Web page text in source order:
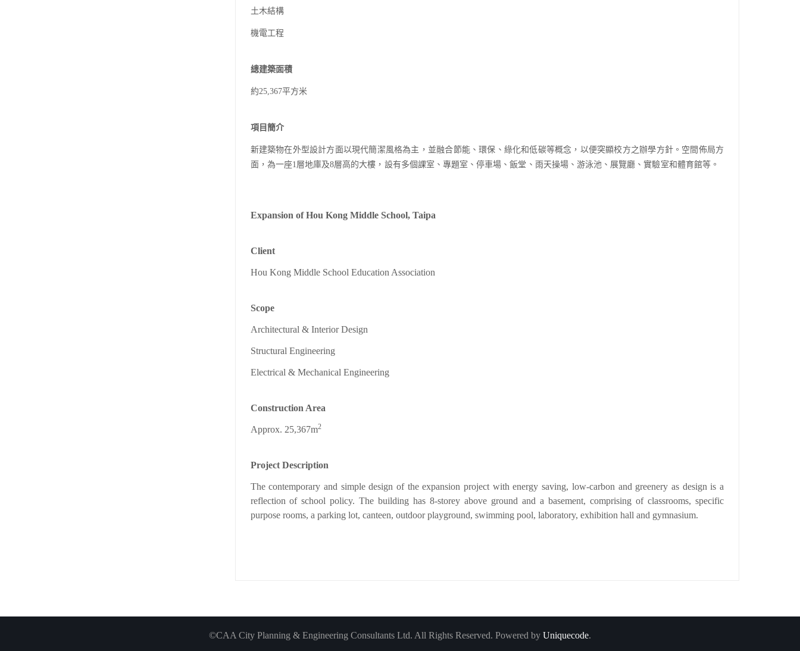
土木結構
機電工程
總建築面積
約25,367平方米
項目簡介
新建築物在外型設計方面以現代簡潔風格為主，並融合節能、環保、綠化和低碳等概念，以便突顯校方之辦學方針。空間佈局方
面，為一座1層地庫及8層高的大樓，設有多個課室、專題室、停車場、飯堂、雨天操場、游泳池、展覽廳、實驗室和體育館等。
Expansion of Hou Kong Middle School, Taipa
Client
Hou Kong Middle School Education Association
Scope
Architectural & Interior Design
Structural Engineering
Electrical & Mechanical Engineering
Construction Area
Approx. 25,367m2
Project Description
The contemporary and simple design of the expansion project with energy saving, low-carbon and greenery as design is a
reflection of school policy. The building has 8-storey above ground and a basement, comprising of classrooms, specific
purpose rooms, a parking lot, canteen, outdoor playground, swimming pool, laboratory, exhibition hall and gymnasium.
©CAA City Planning & Engineering Consultants Ltd. All Rights Reserved. Powered by Uniquecode.